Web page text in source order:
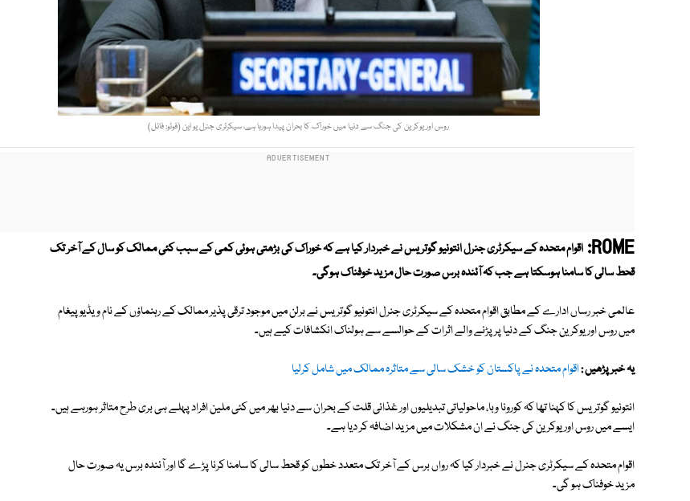
روس اور یوکرین کی جنگ سے دنیا میں خوراک کا بحران پیدا ہورہا ہے، سیکرٹری جنرل یو این (فوٹو: فائل)
ROME: اقوام متحدہ کے سیکرٹری جنرل انتونیو گوتریس نے خبردار کیا ہے کہ خوراک کی بڑھتی ہوئی کمی کے سبب کئی ممالک کو سال کے آخر تک
قحط سالی کا سامنا ہوسکتا ہے جب کہ آئندہ برس صورت حال مزید خوفناک ہوگی۔
عالمی خبر رساں ادارے کے مطابق اقوام متحدہ کے سیکرٹری جنرل انتونیو گوتریس نے برلن میں موجود ترقی پذیر ممالک کے رہنماؤں کے نام ویڈیو پیغام
میں روس اور یوکرین جنگ کے دنیا پر پڑنے والے اثرات کے حوالسے سے ہولناک انکشافات کیے ہیں۔
یہ خبر پڑھیں :اقوام متحدہ نے پاکستان کو خشک سالی سے متاثرہ ممالک میں شامل کرلیا
انتونیو گوتریس کا کہنا تھا کہ کورونا وبا، ماحولیاتی تبدیلیوں اور غذائی قلت کے بحران سے دنیا بھر میں کئی ملین افراد پہلے ہی بری طرح متاثر ہورہے ہیں۔
ایسے میں روس اور یوکرین کی جنگ نے ان مشکلات میں مزید اضافہ کر دیا ہے۔
اقوام متحدہ کے سیکرٹری جنرل نے خبردار کیا کہ رواں برس کے آخر تک متعدد خطوں کو قحط سالی کا سامنا کرنا پڑے گا اور آئندہ برس یہ صورت حال
مزید خوفناک ہو گی۔